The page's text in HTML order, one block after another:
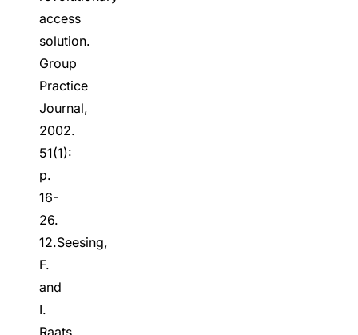
access
solution.
Group
Practice
Journal,
2002.
51(1):
p.
16-
26.
12.Seesing,
F.
and
I.